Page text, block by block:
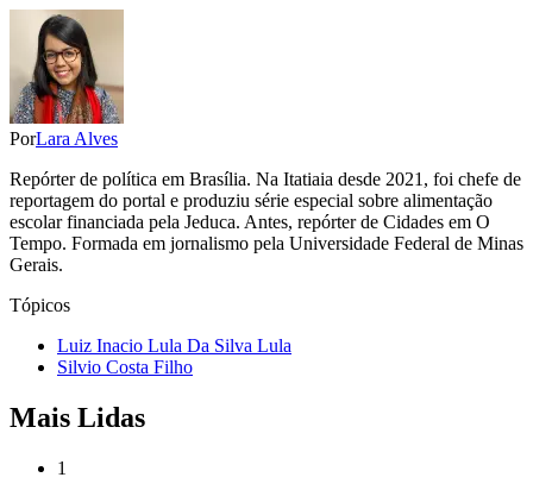
PorLara Alves
Repórter de política em Brasília. Na Itatiaia desde 2021, foi chefe de
reportagem do portal e produziu série especial sobre alimentação
escolar financiada pela Jeduca. Antes, repórter de Cidades em O
Tempo. Formada em jornalismo pela Universidade Federal de Minas
Gerais.
Tópicos
Luiz Inacio Lula Da Silva Lula
Silvio Costa Filho
Mais Lidas
1